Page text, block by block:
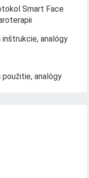
Smart Face
analógy
použitie, analógy